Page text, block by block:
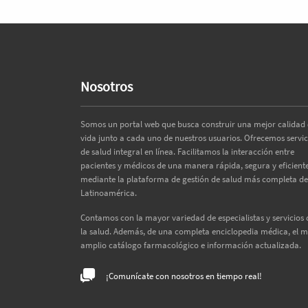
Nosotros
Somos un portal web que busca construir una mejor calidad
vida junto a cada uno de nuestros usuarios. Ofrecemos
de salud integral en línea. Facilitamos la interacción entre
pacientes y médicos de una manera rápida, segura y
mediante la plataforma de gestión de salud más completa de
Latinoamérica.
Contamos con la mayor variedad de especialistas y servicios
la salud. Además, de una completa enciclopedia médica, el
amplio catálogo farmacológico e información actualizada.
¡Comunícate con nosotros en tiempo real!